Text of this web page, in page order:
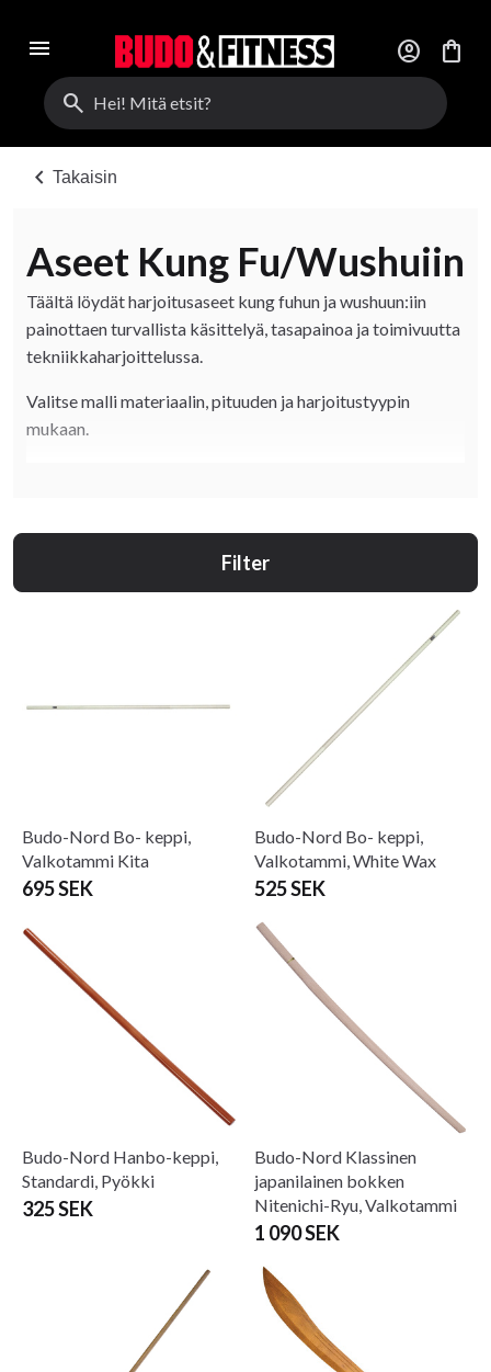
menu account_circle
shopping_bag
search
chevron_left Takaisin
Aseet Kung Fu/Wushuiin
Täältä löydät harjoitusaseet kung fuhun ja wushuun:iin
painottaen turvallista käsittelyä, tasapainoa ja toimivuutta
tekniikkaharjoittelussa.
Valitse malli materiaalin, pituuden ja harjoitustyypin
mukaan.
Filter
Budo-Nord Bo- keppi,
Valkotammi Kita
695 SEK
Budo-Nord Bo- keppi,
Valkotammi, White Wax
525 SEK
Budo-Nord Hanbo-keppi,
Standardi, Pyökki
325 SEK
Budo-Nord Klassinen
japanilainen bokken
Nitenichi-Ryu, Valkotammi
1 090 SEK